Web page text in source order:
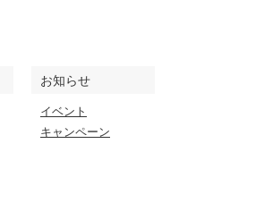
お知らせ
イベント
キャンペーン